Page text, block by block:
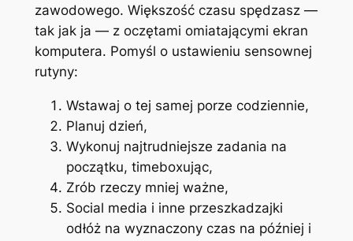
zawodowego. Większość czasu spędzasz —
tak jak ja — z oczętami omiatającymi ekran
komputera. Pomyśl o ustawieniu sensownej
rutyny:
Wstawaj o tej samej porze codziennie,
Planuj dzień,
Wykonuj najtrudniejsze zadania na
początku, timeboxując,
Zrób rzeczy mniej ważne,
Social media i inne przeszkadzajki
odłóż na wyznaczony czas na później i